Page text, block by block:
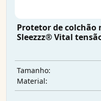
Protetor de
Sleezzz® Vital
Tamanho:
Material: